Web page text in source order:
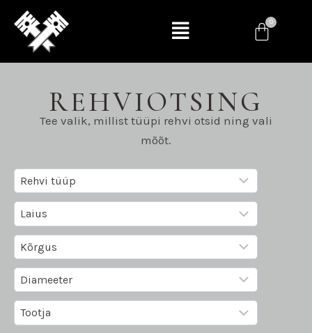
REHVIOTSING
Tee valik, millist tüüpi rehvi otsid ning vali
mõõt.